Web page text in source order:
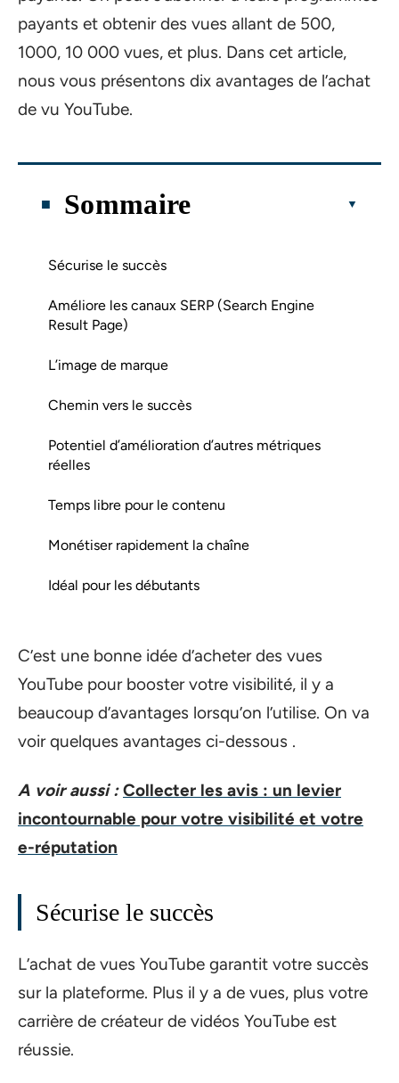
payants et obtenir des vues allant de 500,
1000, 10 000 vues, et plus. Dans cet article,
nous vous présentons dix avantages de l’achat
de vu YouTube.
Sommaire
Sécurise le succès
Améliore les canaux SERP (Search Engine
Result Page)
L’image de marque
Chemin vers le succès
Potentiel d’amélioration d’autres métriques
réelles
Temps libre pour le contenu
Monétiser rapidement la chaîne
Idéal pour les débutants
C’est une bonne idée d’acheter des vues
YouTube pour booster votre visibilité, il y a
beaucoup d’avantages lorsqu’on l’utilise. On va
voir quelques avantages ci-dessous .
A voir aussi : Collecter les avis : un levier
incontournable pour votre visibilité et votre
e-réputation
Sécurise le succès
L’achat de vues YouTube garantit votre succès
sur la plateforme. Plus il y a de vues, plus votre
carrière de créateur de vidéos YouTube est
réussie.